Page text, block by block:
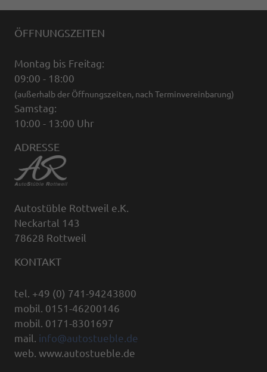
ÖFFNUNGSZEITEN
Montag bis Freitag:
09:00 - 18:00
(außerhalb der Öffnungszeiten, nach Terminvereinbarung)
Samstag:
10:00 - 13:00 Uhr
ADRESSE
Autostüble Rottweil e.K.
Neckartal 143
78628 Rottweil
KONTAKT
tel. +49 (0) 741-94243800
mobil. 0151-46200146
mobil. 0171-8301697
mail. info@autostueble.de
web. www.autostueble.de